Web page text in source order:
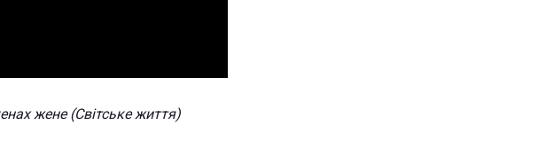
жене (Світське життя)